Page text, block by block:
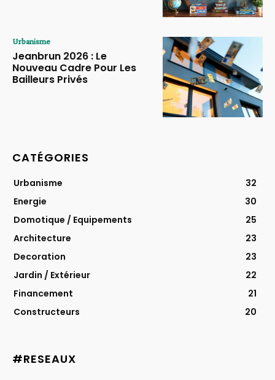
Urbanisme
Jeanbrun 2026 : Le
Nouveau Cadre Pour Les
Bailleurs Privés
CATÉGORIES
Urbanisme
32
Energie
30
Domotique / Equipements
25
Architecture
23
Decoration
23
Jardin / Extérieur
22
Financement
21
Constructeurs
20
#RESEAUX